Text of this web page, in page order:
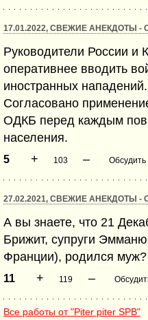
17.01.2022, СВЕЖИЕ АНЕКДОТЫ
Руководители России и
оперативнее вводить
иностранных нападений.
Согласовано
ОДКБ перед каждым
населения.
5 + 103 – Обсудить
27.02.2021, СВЕЖИЕ АНЕКДОТЫ
А вы знаете, что 21
Брижит, супруги
Франции), родился муж?
11 + 119 –
Все работы от "Piter piter SPB"